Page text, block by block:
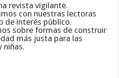
revista vigilante.
con nuestras lectoras
de interés público.
sobre formas de construir
más justa para las
niñas.